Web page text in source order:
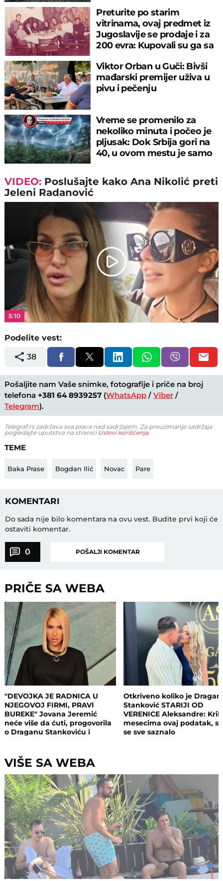
Preturite po starim
vitrinama, ovaj predmet iz
Jugoslavije se prodaje i za
200 evra: Kupovali su ga sa
Viktor Orban u Guči: Bivši
mađarski premijer uživa u
pivu i pečenju
Vreme se promenilo za
nekoliko minuta i počeo je
pljusak: Dok Srbija gori na
40, u ovom mestu je samo
VIDEO: Poslušajte kako Ana Nikolić preti
Jeleni Radanović
Play
Video
5:10
Podelite vest:
38
Pošaljite nam Vaše snimke, fotografije i priče na broj
telefona +381 64 8939257 (WhatsApp /Viber /
Telegram).
Telegraf.rs zadržava sva prava nad sadržajem. Za preuzimanje sadržaja
pogledajte uputstva na stranici Uslovi korišćenja.
TEME
Baka Prase Bogdan Ilić Novac Pare
KOMENTARI
Do sada nije bilo komentara na ovu vest. Budite prvi koji će
ostaviti komentar.
0 POŠALJI KOMENTAR
PRIČE SA WEBA
"DEVOJKA JE RADNICA U
NJEGOVOJ FIRMI, PRAVI
BUREKE" Jovana Jeremić
neće više da ćuti, progovorila
o Draganu Stankoviću i
Otkriveno koliko je Dragan
Stanković STARIJI OD
VERENICE Aleksandre: Krili
mesecima ovaj podatak,
se sve saznalo
VIŠE SA WEBA